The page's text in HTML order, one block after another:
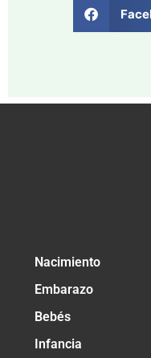
Nacimiento
Embarazo
Bebés
Infancia